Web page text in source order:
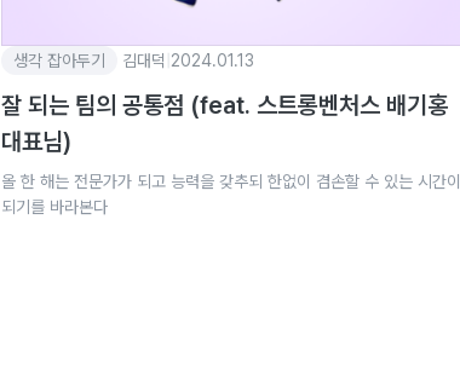
생각 잡아두기 김대덕 2024.01.13
잘 되는 팀의 공통점 (feat. 스트롱벤처스 배기홍
대표님)
올 한 해는 전문가가 되고 능력을 갖추되 한없이 겸손할 수 있는 시간이
되기를 바라본다